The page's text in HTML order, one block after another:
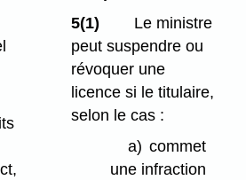
5(1)
Le ministre
peut suspendre ou
révoquer une
licence si le titulaire,
selon le cas :
a) commet
une infraction